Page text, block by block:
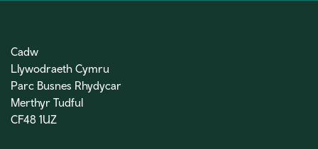
Cadw
Llywodraeth Cymru
Parc Busnes Rhydycar
Merthyr Tudful
CF48 1UZ